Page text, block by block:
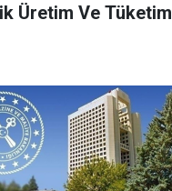
Üretim Ve Tüketim